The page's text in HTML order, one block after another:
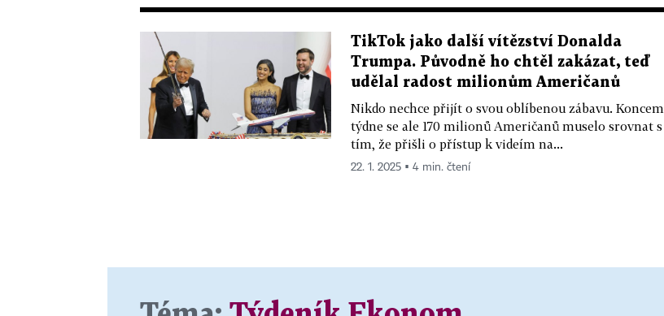
TikTok jako další vítězství Donalda
Trumpa. Původně ho chtěl zakázat, teď
udělal radost milionům Američanů
Nikdo nechce přijít o svou oblíbenou zábavu. Koncem
týdne se ale 170 milionů Američanů muselo srovnat s
tím, že přišli o přístup k videím na...
22. 1. 2025 ▪ 4 min. čtení